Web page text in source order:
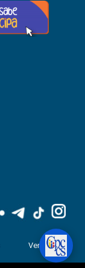
Ventanilla